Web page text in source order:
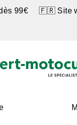
dès 99€ 🇫🇷 Site